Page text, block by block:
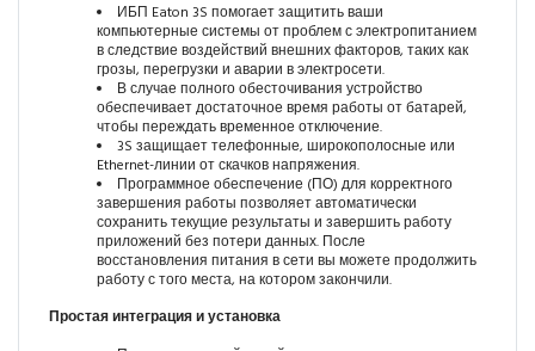
ИБП Eaton 3S помогает защитить ваши
компьютерные системы от проблем с электропитанием
в следствие воздействий внешних факторов, таких как
грозы, перегрузки и аварии в электросети.
В случае полного обесточивания устройство
обеспечивает достаточное время работы от батарей,
чтобы переждать временное отключение.
3S защищает телефонные, широкополосные или
Ethernet-линии от скачков напряжения.
Программное обеспечение (ПО) для корректного
завершения работы позволяет автоматически
сохранить текущие результаты и завершить работу
приложений без потери данных. После
восстановления питания в сети вы можете продолжить
работу с того места, на котором закончили.
Простая интеграция и установка